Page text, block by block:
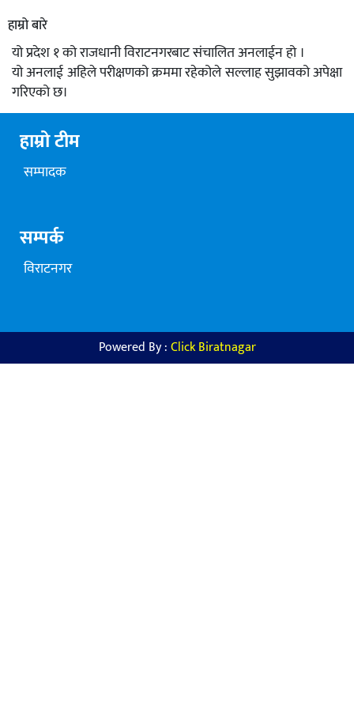
हाम्रो बारे
यो प्रदेश १ को राजधानी विराटनगरबाट संचालित अनलाईन हो ।
यो अनलाई अहिले परीक्षणको क्रममा रहेकोले सल्लाह सुझावको अपेक्षा
गरिएको छ।
हाम्रो टीम
सम्पादक
सम्पर्क
विराटनगर
Powered By :Click Biratnagar